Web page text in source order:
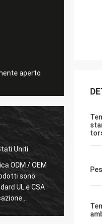
aperto
Con 15 anni di
siamo molto
DCL considera
prodotti.Fanno